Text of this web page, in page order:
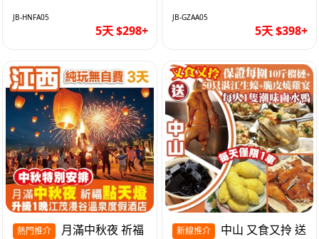
巴士5天
JB-HNFA05
5天 $298+
天
JB-GZAA05
5天 $398+
熱門推介 新線推介